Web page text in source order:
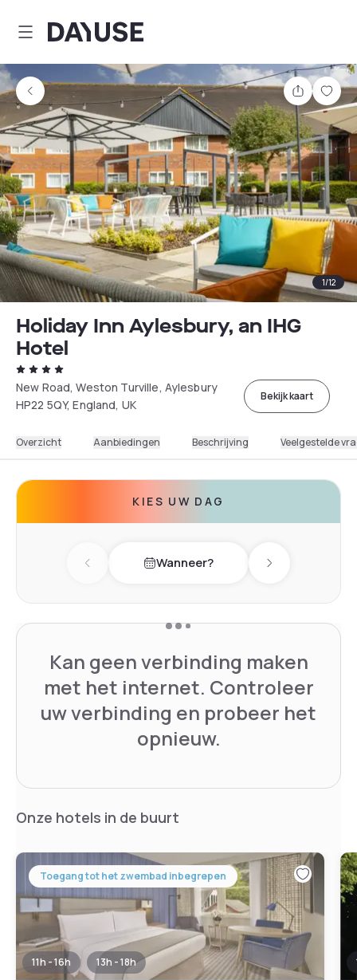
Dayuse
Delen
1/12
Holiday Inn Aylesbury, an IHG
Hotel
New Road, Weston Turville, Aylesbury
HP22 5QY, England, UK
Bekijk kaart
Overzicht Aanbiedingen Beschrijving Veelgestelde
KIES UW DAG
Previous dayWanneer? Next day
Kan geen verbinding maken
met het internet. Controleer
uw verbinding en probeer het
opnieuw.
Onze hotels in de buurt
Toegang tot het zwembad inbegrepen
11h - 16h 13h - 18h